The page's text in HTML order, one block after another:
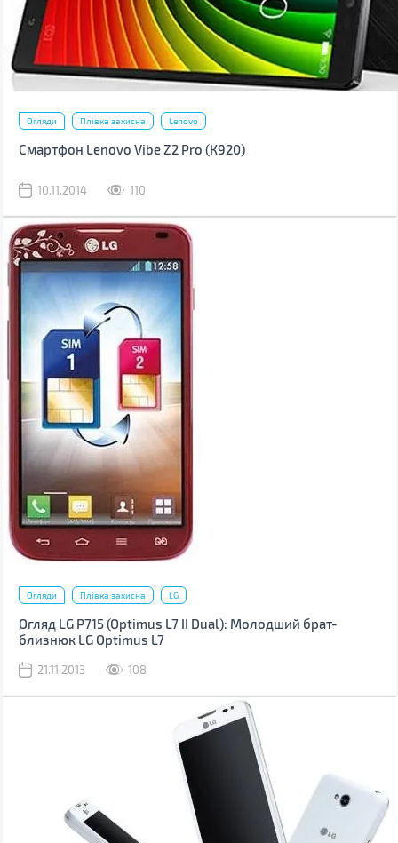
Огляди Плівка захисна Lenovo
Смартфон Lenovo Vibe Z2 Pro (К920)
10.11.2014 110
Огляди Плівка захисна LG
Огляд LG P715 (Optimus L7 II Dual): Молодший брат-
близнюк LG Optimus L7
21.11.2013 108